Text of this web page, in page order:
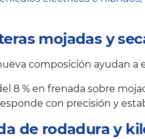
mojadas y
composición ayudan
8 % en frenada sobre
con precisión y
de rodadura y